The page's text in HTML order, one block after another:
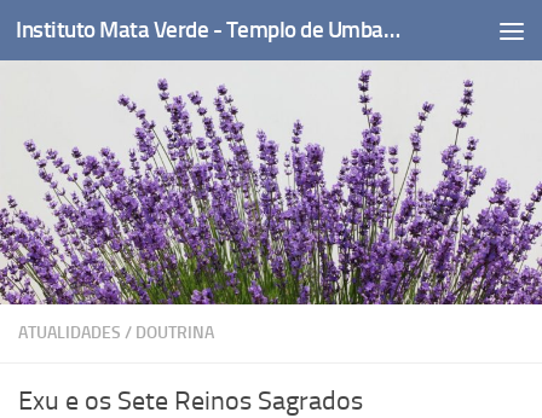
Skip to content Instituto Mata Verde - Templo de Umbanda
ATUALIDADES / DOUTRINA
Exu e os Sete Reinos Sagrados